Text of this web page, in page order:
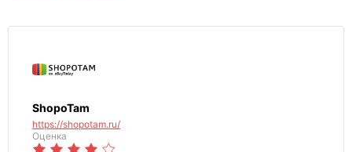
ShopoTam
https://shopotam.ru/
Оценка